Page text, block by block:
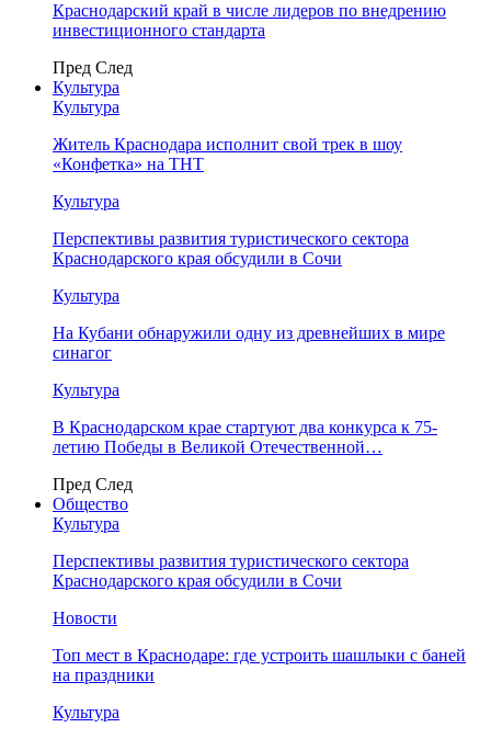
Краснодарский край в числе лидеров по внедрению
инвестиционного стандарта
Пред След
Культура
Культура
Житель Краснодара исполнит свой трек в шоу
«Конфетка» на ТНТ
Культура
Перспективы развития туристического сектора
Краснодарского края обсудили в Сочи
Культура
На Кубани обнаружили одну из древнейших в мире
синагог
Культура
В Краснодарском крае стартуют два конкурса к 75-
летию Победы в Великой Отечественной…
Пред След
Общество
Культура
Перспективы развития туристического сектора
Краснодарского края обсудили в Сочи
Новости
Топ мест в Краснодаре: где устроить шашлыки с баней
на праздники
Культура